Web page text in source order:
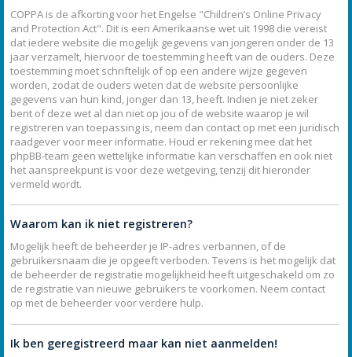
COPPA is de afkorting voor het Engelse "Children’s Online Privacy
and Protection Act". Dit is een Amerikaanse wet uit 1998 die vereist
dat iedere website die mogelijk gegevens van jongeren onder de 13
jaar verzamelt, hiervoor de toestemming heeft van de ouders. Deze
toestemming moet schriftelijk of op een andere wijze gegeven
worden, zodat de ouders weten dat de website persoonlijke
gegevens van hun kind, jonger dan 13, heeft. Indien je niet zeker
bent of deze wet al dan niet op jou of de website waarop je wil
registreren van toepassing is, neem dan contact op met een juridisch
raadgever voor meer informatie. Houd er rekening mee dat het
phpBB-team geen wettelijke informatie kan verschaffen en ook niet
het aanspreekpunt is voor deze wetgeving, tenzij dit hieronder
vermeld wordt.
Waarom kan ik niet registreren?
Mogelijk heeft de beheerder je IP-adres verbannen, of de
gebruikersnaam die je opgeeft verboden. Tevens is het mogelijk dat
de beheerder de registratie mogelijkheid heeft uitgeschakeld om zo
de registratie van nieuwe gebruikers te voorkomen. Neem contact
op met de beheerder voor verdere hulp.
Ik ben geregistreerd maar kan niet aanmelden!